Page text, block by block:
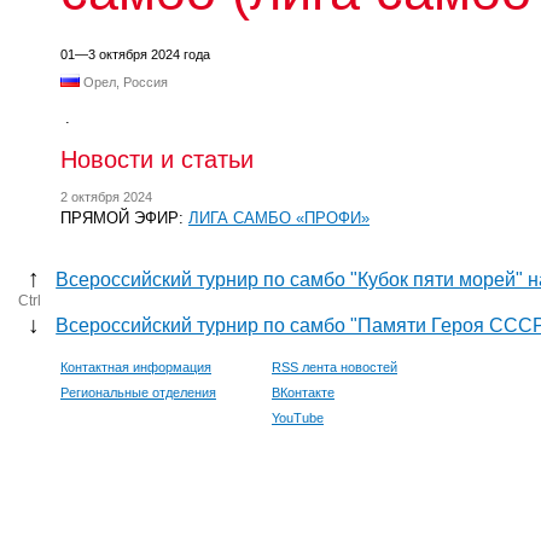
01—3 октября 2024 года
Орел, Россия
.
Новости и статьи
2 октября 2024
ПРЯМОЙ ЭФИР: ЛИГА САМБО «ПРОФИ»
↑ Всероссийский турнир по самбо "Кубок пяти
Ctrl
↓ Всероссийский турнир по самбо "Памяти Героя
Контактная информация
Региональные отделения
RSS лента новостей
ВКонтакте
YouTube